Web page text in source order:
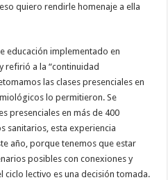
quiero rendirle homenaje a ella
educación implementado en
refirió a la “continuidad
las clases presenciales en
lo permitieron. Se
presenciales en más de 400
sanitarios, esta experiencia
año, porque tenemos que estar
posibles con conexiones y
ciclo lectivo es una decisión tomada.